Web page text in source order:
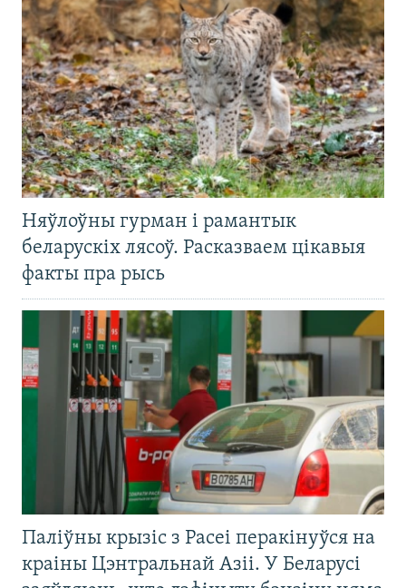
Няўлоўны гурман і рамантык
беларускіх лясоў. Расказваем цікавыя
факты пра рысь
Паліўны крызіс з Расеі перакінуўся на
краіны Цэнтральнай Азіі. У Беларусі